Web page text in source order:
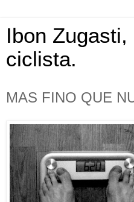
Ibon
ciclista.
MAS FINO QUE